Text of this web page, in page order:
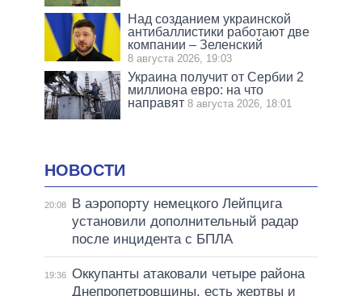
Над созданием украинской
антибаллистики работают две
компании – Зеленский
8 августа 2026, 19:03
Украина получит от Сербии 2
миллиона евро: на что
направят 8 августа 2026, 18:01
НОВОСТИ
20:08
В аэропорту немецкого Лейпцига
установили дополнительный радар
после инцидента с БПЛА
19:36 Оккупанты атаковали четыре района
Днепропетровщины, есть жертвы и